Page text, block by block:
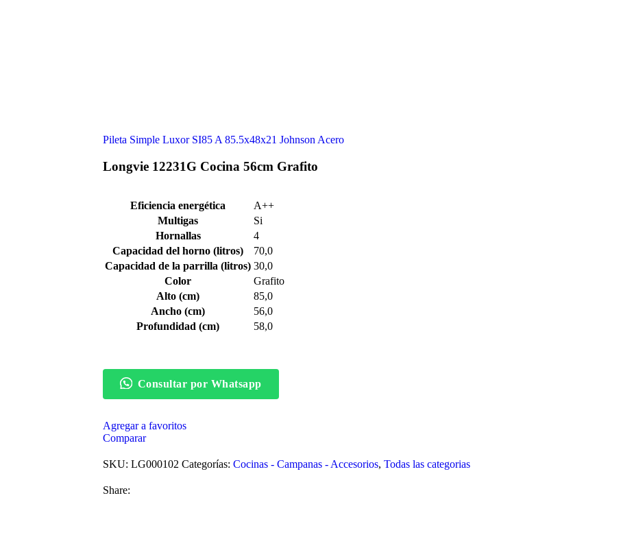
Pileta Simple Luxor SI85 A 85.5x48x21 Johnson Acero
Longvie 12231G Cocina 56cm Grafito
Eficiencia energética
A++
Multigas
Si
Hornallas
4
Capacidad del horno (litros)
70,0
Capacidad de la parrilla (litros) 30,0
Color
Grafito
Alto (cm)
85,0
Ancho (cm)
56,0
Profundidad (cm)
58,0
Consultar por Whatsapp
Agregar a favoritos
Comparar
SKU: LG000102 Categorías: Cocinas - Campanas - Accesorios, Todas las categorias
Share: